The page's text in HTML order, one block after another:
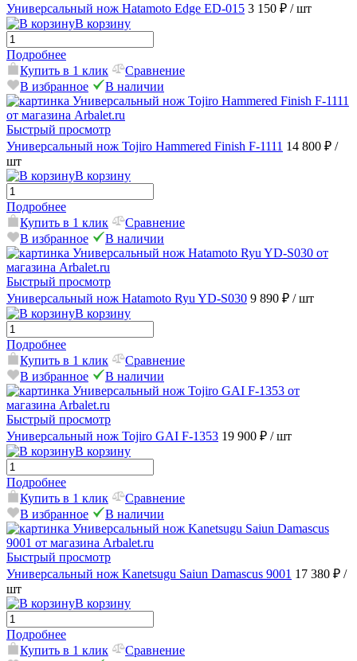
Универсальный нож Hatamoto Edge ED-015 3 150 ₽ / шт
В корзину
Подробнее
Купить в 1 клик
Сравнение
В избранное
В наличии
Быстрый просмотр
Универсальный нож Tojiro Hammered Finish F-1111 14 800 ₽ /
шт
В корзину
Подробнее
Купить в 1 клик
Сравнение
В избранное
В наличии
Быстрый просмотр
Универсальный нож Hatamoto Ryu YD-S030 9 890 ₽ / шт
В корзину
Подробнее
Купить в 1 клик
Сравнение
В избранное
В наличии
Быстрый просмотр
Универсальный нож Tojiro GAI F-1353 19 900 ₽ / шт
В корзину
Подробнее
Купить в 1 клик
Сравнение
В избранное
В наличии
Быстрый просмотр
Универсальный нож Kanetsugu Saiun Damascus 9001 17 380 ₽ /
шт
В корзину
Подробнее
Купить в 1 клик
Сравнение